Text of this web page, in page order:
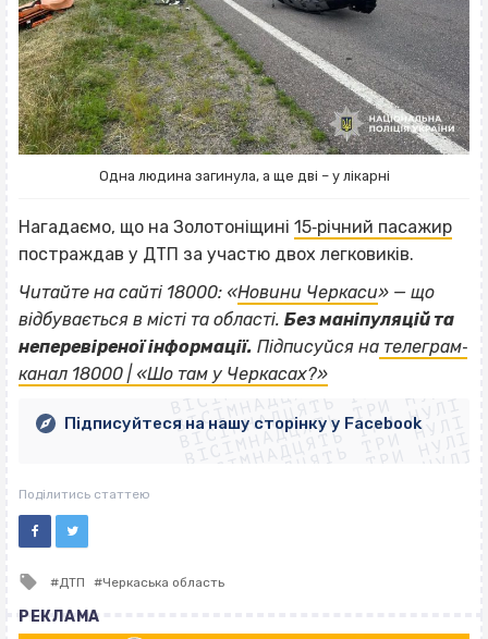
Одна людина загинула, а ще дві – у лікарні
Нагадаємо, що на Золотоніщині 15‐річний пасажир
постраждав у ДТП за участю двох легковиків.
Читайте на сайті 18000: «Новини Черкаси» — що
відбувається в місті та області. Без маніпуляцій та
неперевіреної інформації. Підписуйся на телеграм‐
канал 18000 | «Шо там у Черкасах?»
ВІСІМНАДЦЯТЬ ТРИ НУЛІ
ВІСІМНАДЦЯТЬ ТРИ НУЛІ
ВІСІМНАДЦЯТЬ ТРИ НУЛІ
ВІСІМНАДЦЯТЬ ТРИ НУЛІ
ВІСІМНАДЦЯТЬ ТРИ НУЛІ
ВІСІМНАДЦЯТЬ ТРИ НУЛІ
ВІСІМНАДЦЯТЬ ТРИ НУЛІ
ВІСІМНАДЦЯТЬ ТРИ НУЛІ
Підписуйтеся на нашу сторінку у Facebook
Поділитись статтею
Tagged
ДТП Черкаська область
РЕКЛАМА